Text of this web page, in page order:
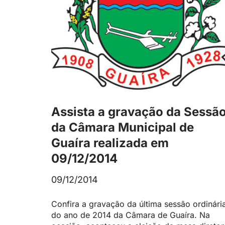
Assista a gravação da
da Câmara Municipal de
Guaíra realizada em
09/12/2014
09/12/2014
Confira a gravação da última sessão
do ano de 2014 da Câmara de Guaíra. Na